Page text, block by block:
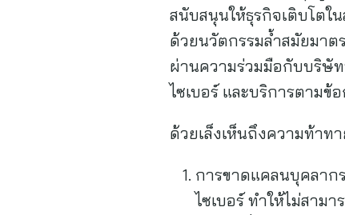
สนับสนุนให้ธุรกิจเติบโต
ด้วยนวัตกรรมล้ำสมัยมา
ผ่านความร่วมมือกับบริษั
ไซเบอร์ และบริการตามข้
ด้วยเล็งเห็นถึงความท้าท
การขาดแคลนบุคลา
ไซเบอร์ ทำให้ไม่สา